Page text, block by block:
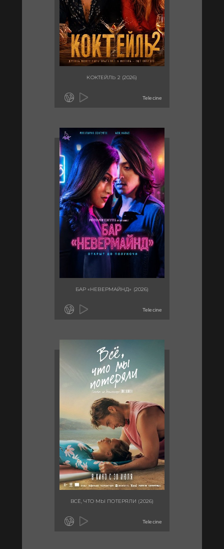
КОКТЕЙЛЬ 2 (2026)
Telecine
БАР «НЕВЕРМАЙНД» (2026)
Telecine
ВСЁ, ЧТО МЫ ПОТЕРЯЛИ (2026)
Telecine